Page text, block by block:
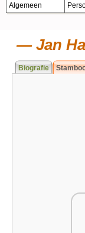
Algemeen
Jan
Biografie